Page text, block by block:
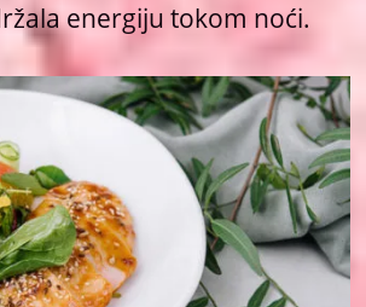
energiju tokom noći.